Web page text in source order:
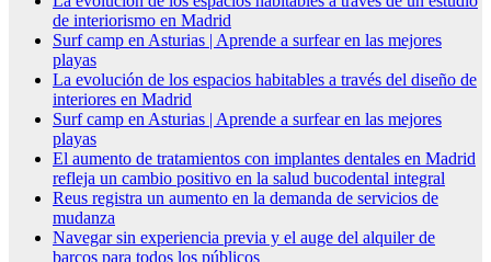
de interiorismo en Madrid
Surf camp en Asturias | Aprende a surfear en las mejores
playas
La evolución de los espacios habitables a través del diseño de
interiores en Madrid
Surf camp en Asturias | Aprende a surfear en las mejores
playas
El aumento de tratamientos con implantes dentales en Madrid
refleja un cambio positivo en la salud bucodental integral
Reus registra un aumento en la demanda de servicios de
mudanza
Navegar sin experiencia previa y el auge del alquiler de
barcos para todos los públicos